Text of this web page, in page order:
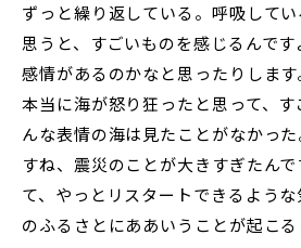
ずっと繰り返している。呼吸して
思うと、すごいものを感じるんで
感情があるのかなと思ったりします
本当に海が怒り狂ったと思って、
んな表情の海は見たことがなかっ
すね、震災のことが大きすぎたん
て、やっとリスタートできるよう
のふるさとにああいうことが起こ